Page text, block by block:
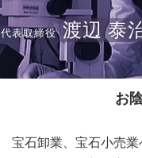
代表取締役 渡辺 泰
お
宝石卸業、宝石小売業